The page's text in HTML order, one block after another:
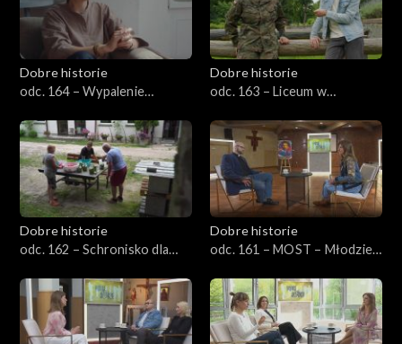
Dobre historie
odc. 164 – Wypalenie
Dobre historie
odc. 163 – Liceum w
charakterów
Dobre historie
odc. 162 – Schronisko dla
opiekuńczymi
Dobre historie
odc. 161 – MOST – Młodzież